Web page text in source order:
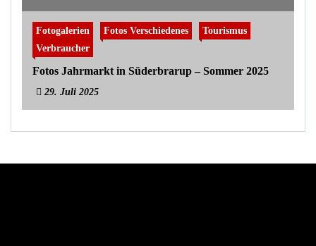
Fotogalerien Fotos Verschiedenes
Tourismus
Verbraucher
Fotos Jahrmarkt in Süderbrarup – Sommer 2025
29. Juli 2025